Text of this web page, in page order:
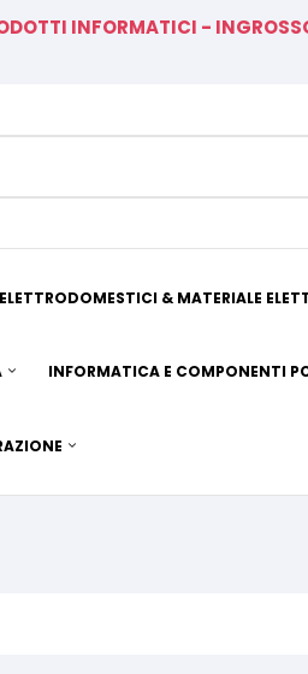
INFORMATICI -
ELETTRODOMESTICI & MATERIALE
INFORMATICA E COMPONENTI